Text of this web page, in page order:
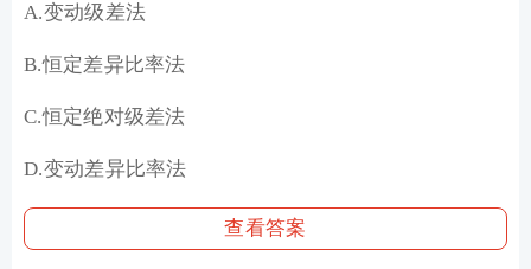
A.变动级差法
B.恒定差异比率法
C.恒定绝对级差法
D.变动差异比率法
查看答案